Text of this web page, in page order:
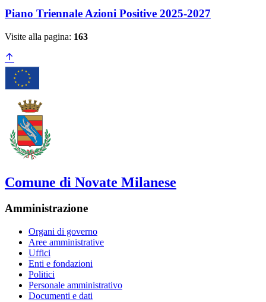
Piano Triennale Azioni Positive 2025-2027
Visite alla pagina: 163
Comune di Novate Milanese
Amministrazione
Organi di governo
Aree amministrative
Uffici
Enti e fondazioni
Politici
Personale amministrativo
Documenti e dati